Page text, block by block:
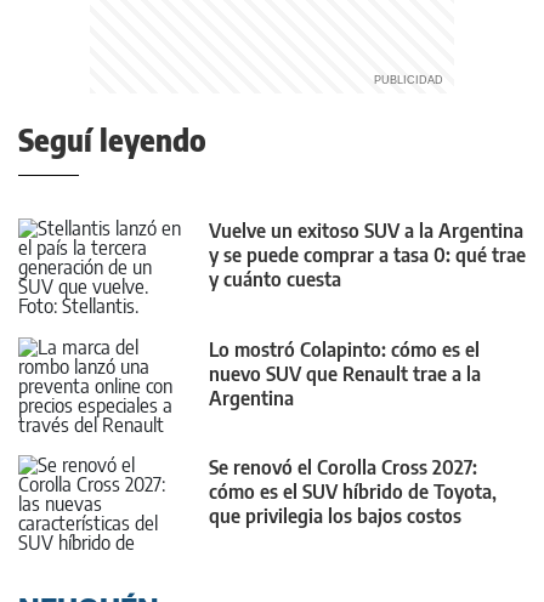
Seguí leyendo
Vuelve un exitoso SUV a la Argentina
y se puede comprar a tasa 0: qué trae
y cuánto cuesta
Lo mostró Colapinto: cómo es el
nuevo SUV que Renault trae a la
Argentina
Se renovó el Corolla Cross 2027:
cómo es el SUV híbrido de Toyota,
que privilegia los bajos costos